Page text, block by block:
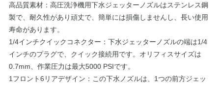
高品質素材：高圧洗浄機用下水ジェッターノズルはステンレス鋼
製で、耐久性があり頑丈で、簡単には損傷しませんし、長い使用
寿命があります。
1/4インチクイックコネクター：下水ジェッターノズルの端は1/4
インチのプラグで、クイック接続用です。オリフィスサイズは
0.7mm、作業圧力は最大5000 PSIです。
1フロント6リアデザイン：この下水ノズルは、1つの前方ジェッ